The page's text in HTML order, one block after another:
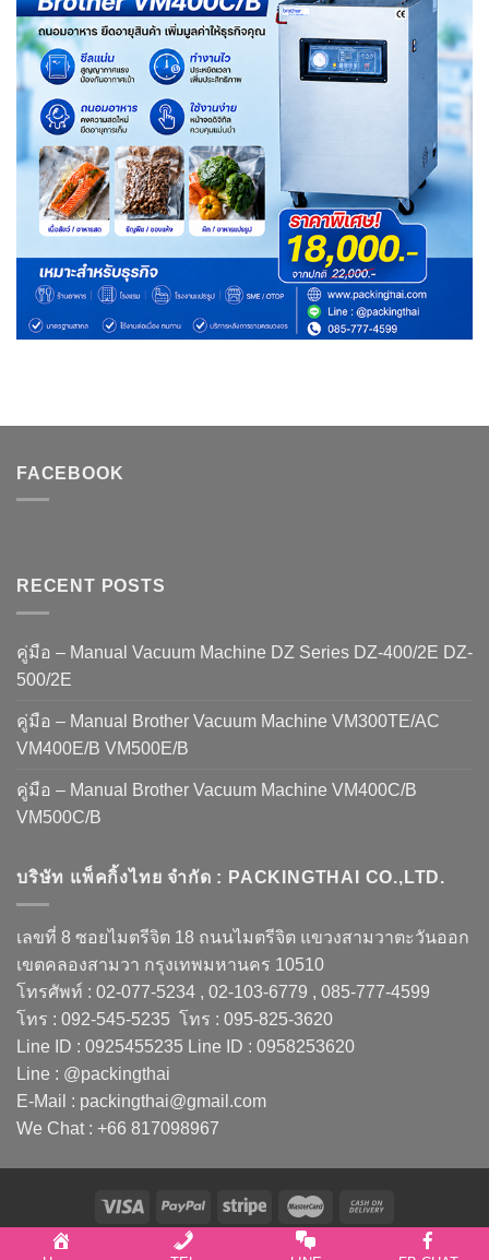
FACEBOOK
RECENT POSTS
คู่มือ – Manual Vacuum Machine DZ Series DZ-400/2E DZ-
500/2E
คู่มือ – Manual Brother Vacuum Machine VM300TE/AC
VM400E/B VM500E/B
คู่มือ – Manual Brother Vacuum Machine VM400C/B
VM500C/B
บริษัท แพ็คกิ้งไทย จำกัด : PACKINGTHAI CO.,LTD.
เลขที่ 8 ซอยไมตรีจิต 18 ถนนไมตรีจิต แขวงสามวาตะวันออก
เขตคลองสามวา กรุงเทพมหานคร 10510
โทรศัพท์ : 02-077-5234 , 02-103-6779 , 085-777-4599
โทร : 092-545-5235 โทร : 095-825-3620
Line ID : 0925455235 Line ID : 0958253620
Line : @packingthai
E-Mail : packingthai@gmail.com
We Chat : +66 817098967
Copyright 2026 © PACKINGTHAI CO.,LTD.